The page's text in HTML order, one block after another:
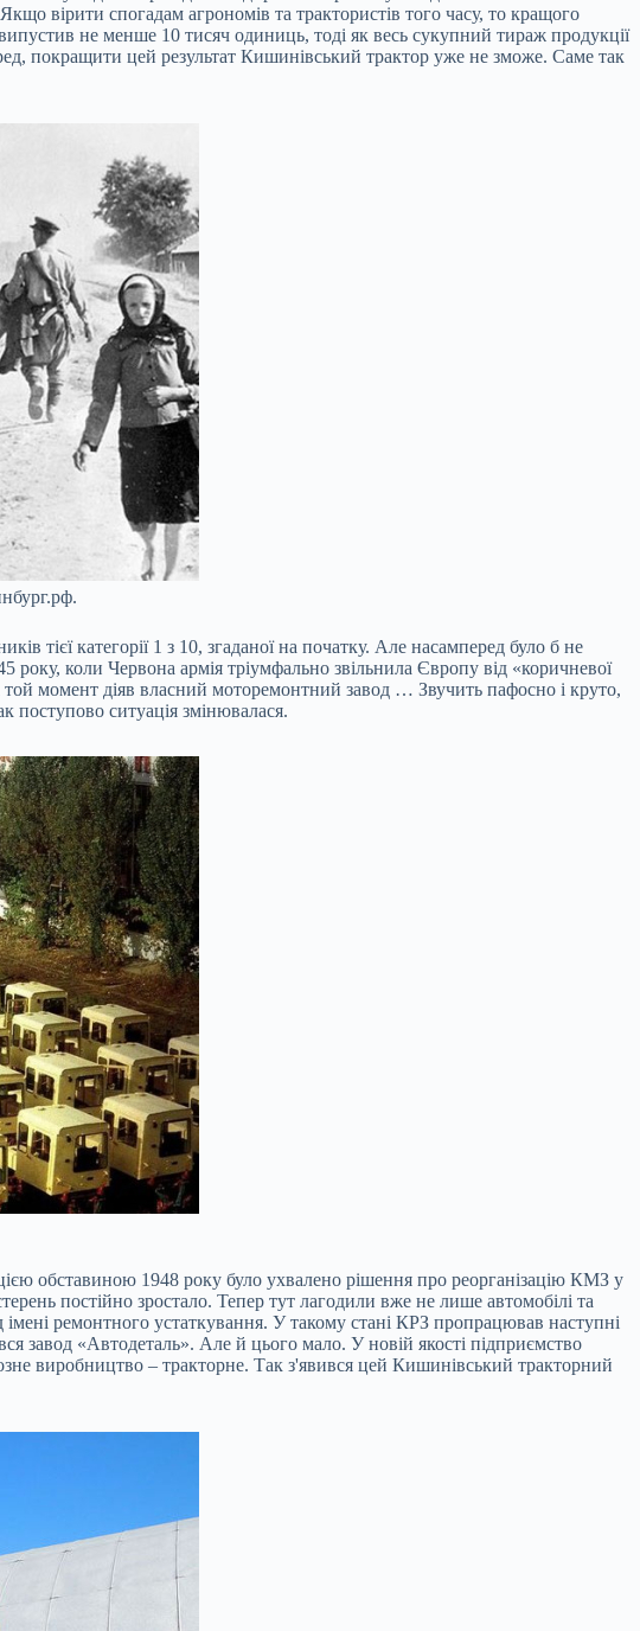
вірити спогадам агрономів та трактористів того часу, то кращого
не менше 10 тисяч одиниць, тоді як весь сукупний тираж продукції
покращити цей результат Кишинівський трактор уже не зможе. Саме так
тієї категорії 1 з 10, згаданої на початку. Але насамперед було б не
року, коли Червона армія тріумфально звільнила Європу від «коричневої
момент діяв власний моторемонтний завод … Звучить пафосно і круто,
поступово ситуація змінювалася.
обставиною 1948 року було ухвалено рішення про реорганізацію КМЗ у
постійно зростало. Тепер тут лагодили вже не лише автомобілі та
ремонтного устаткування. У такому стані КРЗ пропрацював наступні
завод «Автодеталь». Але й цього мало. У новій якості підприємство
виробництво – тракторне. Так з'явився цей Кишинівський тракторний